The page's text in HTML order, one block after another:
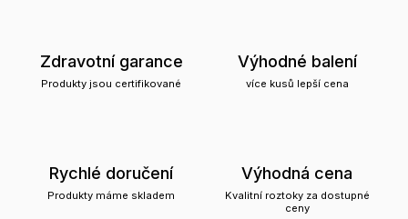
Zdravotní garance
Produkty jsou certifikované
Výhodné balení
více kusů lepší cena
Rychlé doručení
Produkty máme skladem
Výhodná cena
Kvalitní roztoky za dostupné
ceny